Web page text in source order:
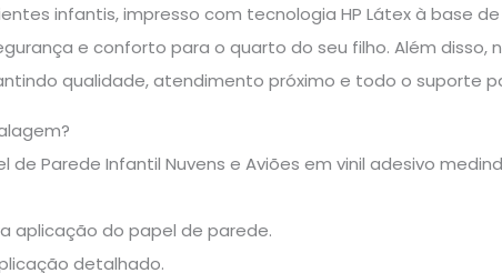
infantis, impresso com tecnologia HP Látex à base
e conforto para o quarto do seu filho. Além disso,
qualidade, atendimento próximo e todo o suporte
de Parede Infantil Nuvens e Aviões em vinil adesivo
aplicação do papel de parede.
detalhado.